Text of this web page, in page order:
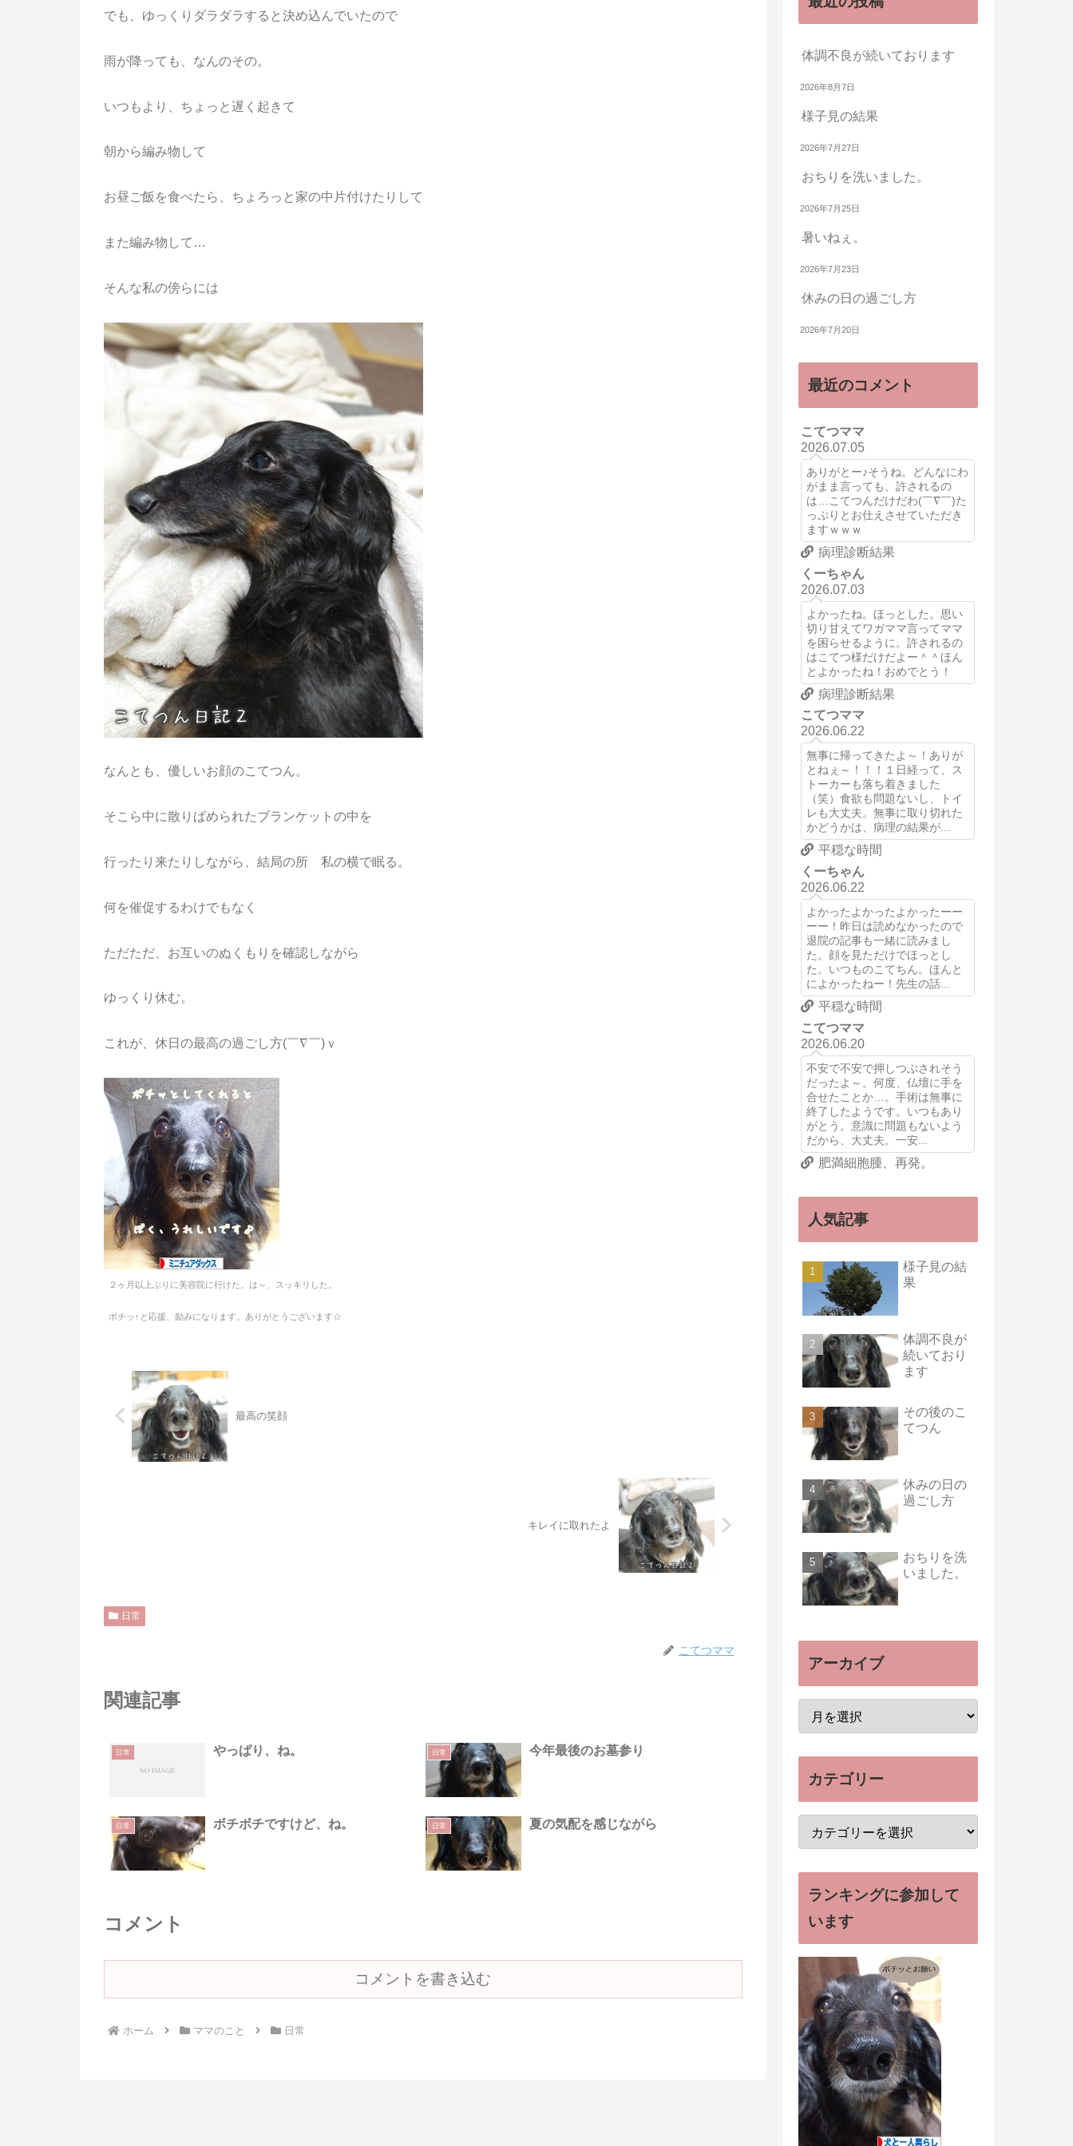
でも、ゆっくりダラダラすると決め込んでいたので
雨が降っても、なんのその。
いつもより、ちょっと遅く起きて
朝から編み物して
お昼ご飯を食べたら、ちょろっと家の中片付けたりして
また編み物して…
そんな私の傍らには
なんとも、優しいお顔のこてつん。
そこら中に散りばめられたブランケットの中を
行ったり来たりしながら、結局の所 私の横で眠る。
何を催促するわけでもなく
ただただ、お互いのぬくもりを確認しながら
ゆっくり休む。
これが、休日の最高の過ごし方(￣∇￣)ｖ
２ヶ月以上ぶりに美容院に行けた。は～、スッキリした。
ポチッ↑と応援、励みになります。ありがとうございます☆
最高の笑顔
キレイに取れたよ
日常
こてつママ
関連記事
日常 やっぱり、ね。 日常 今年最後のお墓参り
日常 ボチボチですけど、ね。 日常 夏の気配を感じながら
コメント
コメントを書き込む
ホーム ママのこと 日常
体調不良が続いております
2026年8月7日
様子見の結果
2026年7月27日
おちりを洗いました。
2026年7月25日
暑いねぇ。
2026年7月23日
休みの日の過ごし方
2026年7月20日
最近のコメント
こてつママ
2026.07.05
ありがとー♪そうね。どんなにわ
がまま言っても、許されるの
は…こてつんだけだわ(￣∇￣)た
っぷりとお仕えさせていただき
ますｗｗｗ
病理診断結果
くーちゃん
2026.07.03
よかったね。ほっとした。思い
切り甘えてワガママ言ってママ
を困らせるように。許されるの
はこてつ様だけだよー＾＾ほん
とよかったね！おめでとう！
病理診断結果
こてつママ
2026.06.22
無事に帰ってきたよ～！ありが
とねぇ～！！！１日経って、ス
トーカーも落ち着きました
（笑）食欲も問題ないし、トイ
レも大丈夫。無事に取り切れた
かどうかは、病理の結果が...
平穏な時間
くーちゃん
2026.06.22
よかったよかったよかったーー
ーー！昨日は読めなかったので
退院の記事も一緒に読みまし
た。顔を見ただけでほっとし
た。いつものこてちん。ほんと
によかったねー！先生の話...
平穏な時間
こてつママ
2026.06.20
不安で不安で押しつぶされそう
だったよ～。何度、仏壇に手を
合せたことか…。手術は無事に
終了したようです。いつもあり
がとう。意識に問題もないよう
だから、大丈夫。一安...
肥満細胞腫、再発。
人気記事
様子見の結
果
体調不良が
続いており
ます
その後のこ
てつん
休みの日の
過ごし方
おちりを洗
いました。
アーカイブ
カテゴリー
ランキングに参加して
います